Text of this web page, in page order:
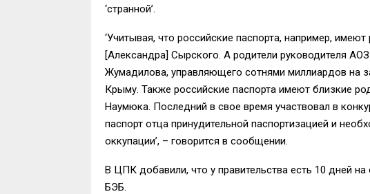
‘странной’.
‘Учитывая, что российские паспорта, например,
[Александра] Сырского. А родители руководителя
Жумадилова, управляющего сотнями миллиардов на
Крыму. Также российские паспорта имеют близкие
Наумюка. Последний в свое время участвовал в
паспорт отца принудительной паспортизацией и
оккупации’, – говорится в сообщении.
В ЦПК добавили, что у правительства есть 10 дней
БЭБ.